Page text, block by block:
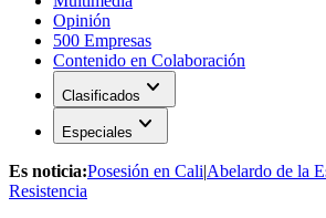
Opinión
500 Empresas
Contenido en Colaboración
Clasificados expand_more
Especiales expand_more
Es noticia:Posesión en Cali|Abelardo de la
Resistencia